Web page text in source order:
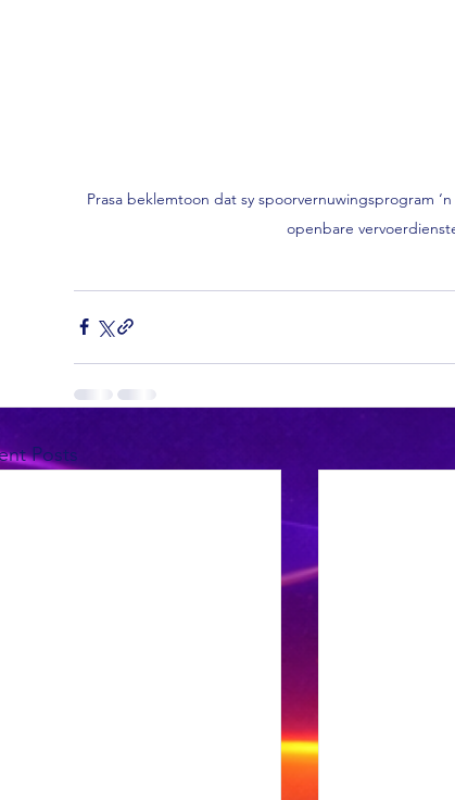
Prasa beklemtoon dat sy spoorvernuwingsprogram
openbare
Posts